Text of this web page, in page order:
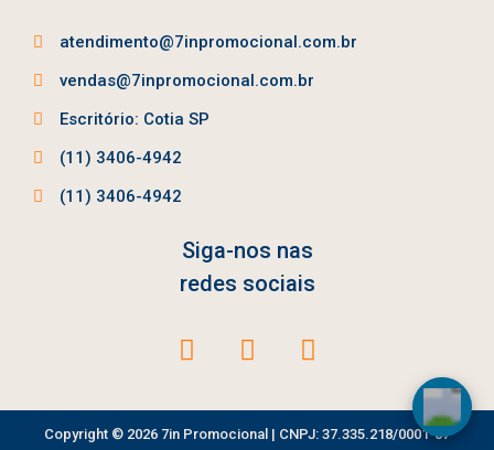
atendimento@7inpromocional.com.br
vendas@7inpromocional.com.br
Escritório: Cotia SP
(11) 3406-4942
(11) 3406-4942
Siga-nos nas
redes sociais
Copyright © 2026 7in Promocional | CNPJ: 37.335.218/0001-07